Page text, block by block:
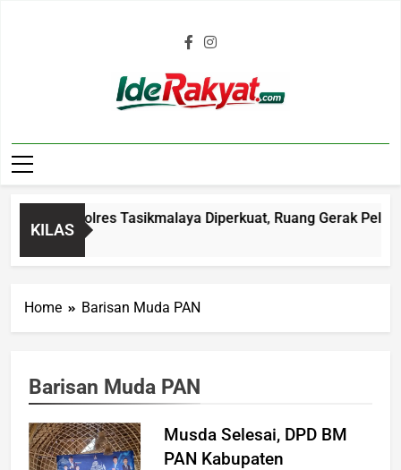
Iderakyat.com
KILAS
Polres Tasikmalaya Diperkuat, Ruang Gerak Pelaku
Home Barisan Muda PAN
Barisan Muda PAN
Musda Selesai, DPD BM
PAN Kabupaten